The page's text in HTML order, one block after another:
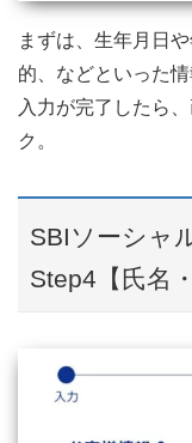
まずは、生年月日
的、などといった
入力が完了したら
ク。
SBIソーシャ
Step4【氏名